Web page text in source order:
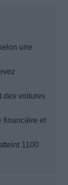
une
des voitures
financière et
1100